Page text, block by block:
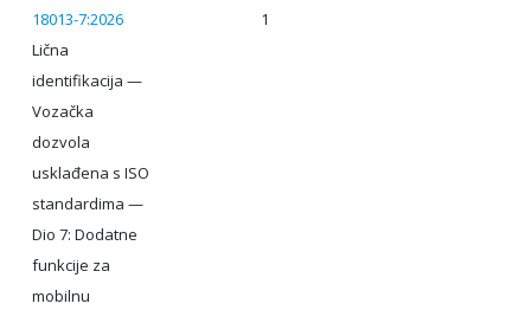
18013-7:2026
Lična
identifikacija —
Vozačka
dozvola
usklađena s ISO
standardima —
Dio 7: Dodatne
funkcije za
mobilnu
1